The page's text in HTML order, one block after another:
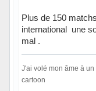
Plus de 150
international une
mal .
J'ai volé mon âme à
cartoon